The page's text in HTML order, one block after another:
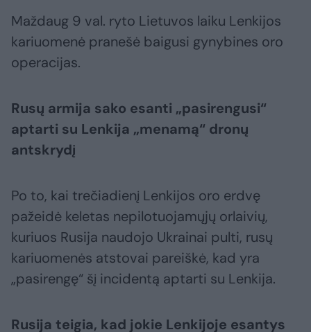
Maždaug 9 val. ryto Lietuvos laiku Lenkijos
kariuomenė pranešė baigusi gynybines oro
operacijas.
Rusų armija sako esanti „pasirengusi“
aptarti su Lenkija „menamą“ dronų
antskrydį
Po to, kai trečiadienį Lenkijos oro erdvę
pažeidė keletas nepilotuojamųjų orlaivių,
kuriuos Rusija naudojo Ukrainai pulti, rusų
kariuomenės atstovai pareiškė, kad yra
„pasirengę“ šį incidentą aptarti su Lenkija.
Rusija teigia, kad jokie Lenkijoje esantys